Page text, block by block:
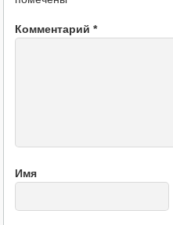
Комментарий *
Имя